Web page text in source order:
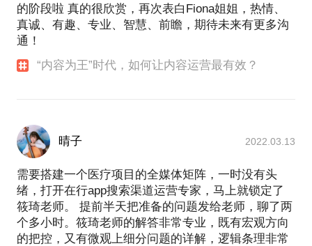
的阶段啦 真的很欣赏，再次表白Fiona姐姐，热情、
真诚、有趣、专业、智慧、前瞻，期待未来有更多沟
通！
“内容为王”时代，如何让内容运营最有效？
晴子 2022.03.13
需要搭建一个医疗项目的全媒体矩阵，一时没有头
绪，打开在行app搜索渠道运营专家，马上就锁定了
筱琦老师。 提前半天把准备的问题发给老师，聊了两
个多小时。筱琦老师的解答非常专业，既有宏观方向
的把控，又有微观上细分问题的详解，逻辑条理非常